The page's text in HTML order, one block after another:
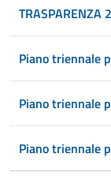
TRASPARENZA
Piano triennale
Piano triennale
Piano triennale